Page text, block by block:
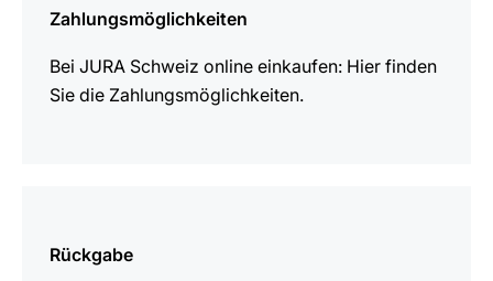
Zahlungsmöglichkeiten
Bei JURA Schweiz online einkaufen: Hier finden
Sie die Zahlungsmöglichkeiten.
Rückgabe